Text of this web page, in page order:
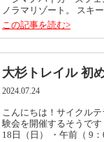
ノラマリゾート。 スキ
この記事を読む>
大杉トレイル 初
2024.07.24
こんにちは！サイクル
験会を開催するそうで
18日（日） ・午前（ 9